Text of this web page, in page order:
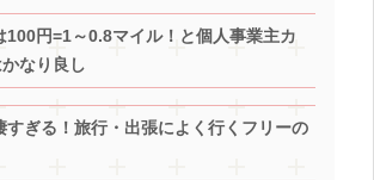
100円=1～0.8マイル！と個人事業主カ
なり良し
すぎる！旅行・出張によく行くフリーの